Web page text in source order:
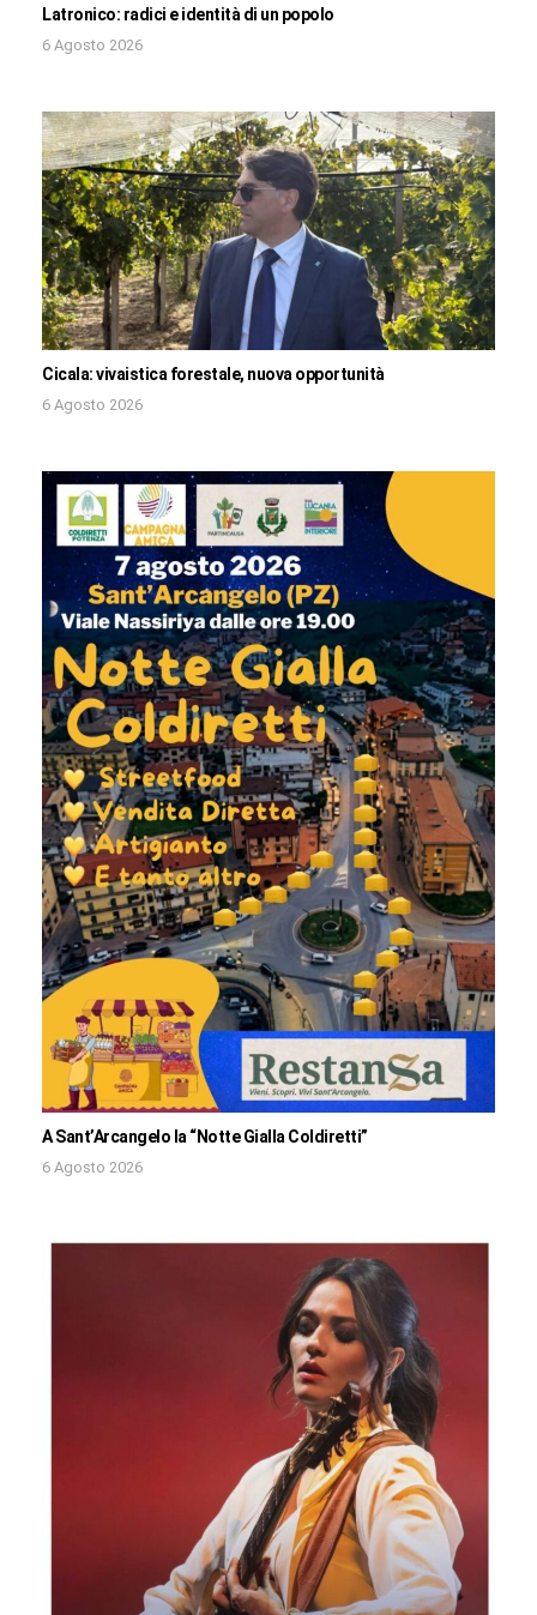
Latronico: radici e identità di un popolo
6 Agosto 2026
Cicala: vivaistica forestale, nuova opportunità
6 Agosto 2026
A Sant’Arcangelo la “Notte Gialla Coldiretti”
6 Agosto 2026